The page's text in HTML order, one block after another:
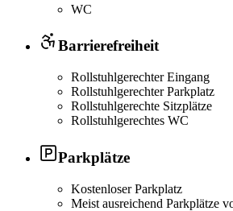
WC
Barrierefreiheit
Rollstuhlgerechter Eingang
Rollstuhlgerechter Parkplatz
Rollstuhlgerechte Sitzplätze
Rollstuhlgerechtes WC
Parkplätze
Kostenloser Parkplatz
Meist ausreichend Parkplätze